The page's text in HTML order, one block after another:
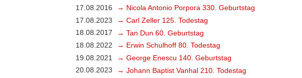
17.08.2016
→ Nicola Antonio Porpora 330. Geburtstag
17.08.2023
→ Carl Zeller 125. Todestag
18.08.2017
→ Tan Dun 60. Geburtstag
18.08.2022
→ Erwin Schulhoff 80. Todestag
19.08.2021
→ George Enescu 140. Geburtstag
20.08.2023
→ Johann Baptist Vanhal 210. Todestag